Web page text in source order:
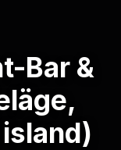
Bar &